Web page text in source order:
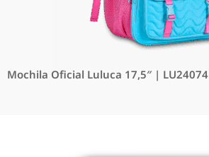
Mochila Oficial Luluca 17,5″ | LU24074